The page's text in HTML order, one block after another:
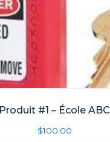
Produit #1 – École ABC
$100.00